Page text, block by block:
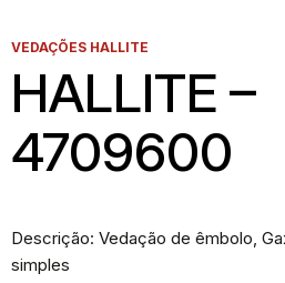
VEDAÇÕES HALLITE
HALLITE –
4709600
Descrição: Vedação de êmbolo,
simples